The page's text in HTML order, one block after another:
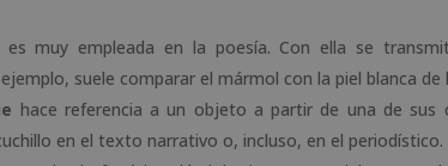
es muy empleada en la poesía. Con ella se
suele comparar el mármol con la piel blanca de
hace referencia a un objeto a partir de una de sus
en el texto narrativo o, incluso, en el periodístico.